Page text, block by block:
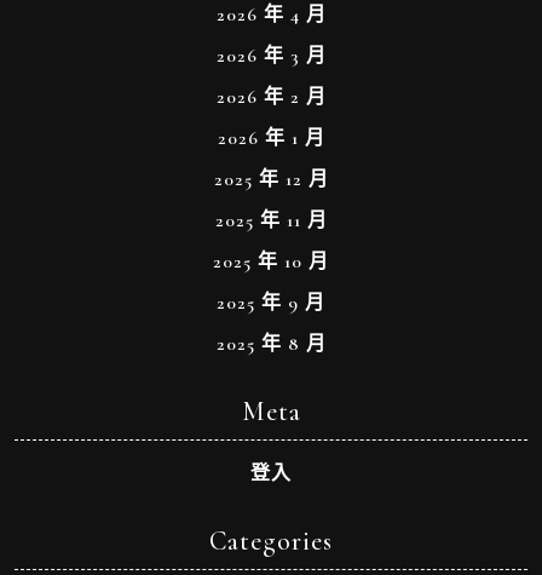
2026 年 4 月
2026 年 3 月
2026 年 2 月
2026 年 1 月
2025 年 12 月
2025 年 11 月
2025 年 10 月
2025 年 9 月
2025 年 8 月
Meta
登入
Categories